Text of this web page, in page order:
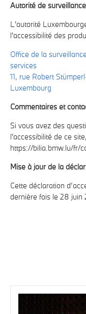
Autorité de
L'autorité
l'accessibilité des
Office de la
services
11, rue Robert
Luxembourg
Commentaires et
Si vous avez des
l'accessibilité de ce
https://bilia.bmw.lu/fr/
Mise à jour de la
Cette déclaration
dernière fois le 28 juin